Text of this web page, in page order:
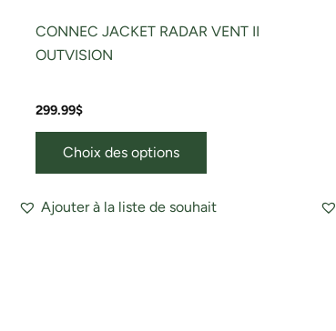
CONNEC JACKET RADAR VENT II
OUTVISION
299.99$
Choix des options
Ajouter à la liste de souhait